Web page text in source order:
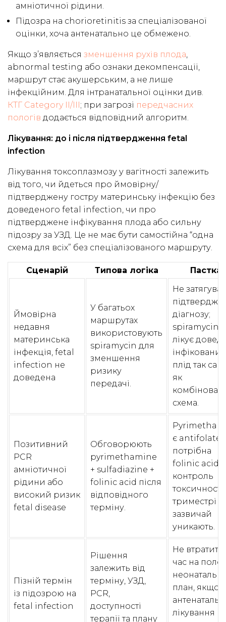
амніотичної рідини.
Підозра на chorioretinitis за спеціалізованої
оцінки, хоча антенатально це обмежено.
Якщо з’являється зменшення рухів плода,
abnormal testing або ознаки декомпенсації,
маршрут стає акушерським, а не лише
інфекційним. Для інтранатальної оцінки див.
КТГ Category II/III ; при загрозі передчасних
пологів додається відповідний алгоритм.
Лікування: до і після підтвердження fetal
infection
Лікування токсоплазмозу у вагітності залежить
від того, чи йдеться про ймовірну/
підтверджену гостру материнську інфекцію без
доведеного fetal infection, чи про
підтверджене інфікування плода або сильну
підозру за УЗД. Це не має бути самостійна “одна
схема для всіх” без спеціалізованого маршруту.
Сценарій Типова логіка Пастка
Ймовірна
недавня
материнська
інфекція, fetal
infection не
доведена
У багатьох
маршрутах
використовують
spiramycin для
зменшення
ризику
передачі.
Не
діагнозу;
spiramycin
лікує
плід так
як
схема.
Позитивний
PCR
амніотичної
рідини або
високий ризик
fetal disease
Обговорюють
pyrimethamine
+ sulfadiazine +
folinic acid після
відповідного
терміну.
є antifolate;
потрібна
folinic acid і
контроль
триместрі
зазвичай
уникають.
Пізній термін
із підозрою на
fetal infection
Рішення
залежить від
терміну, УЗД,
PCR,
доступності
терапії та плану
Не втратити
час на
план, якщо
лікування